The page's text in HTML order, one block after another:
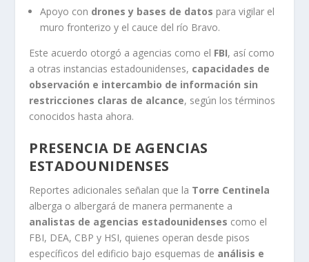
Apoyo con drones y bases de datos para vigilar el
muro fronterizo y el cauce del río Bravo.
Este acuerdo otorgó a agencias como el FBI, así como
a otras instancias estadounidenses, capacidades de
observación e intercambio de información sin
restricciones claras de alcance, según los términos
conocidos hasta ahora.
PRESENCIA DE AGENCIAS
ESTADOUNIDENSES
Reportes adicionales señalan que la Torre Centinela
alberga o albergará de manera permanente a
analistas de agencias estadounidenses como el
FBI, DEA, CBP y HSI, quienes operan desde pisos
específicos del edificio bajo esquemas de análisis e